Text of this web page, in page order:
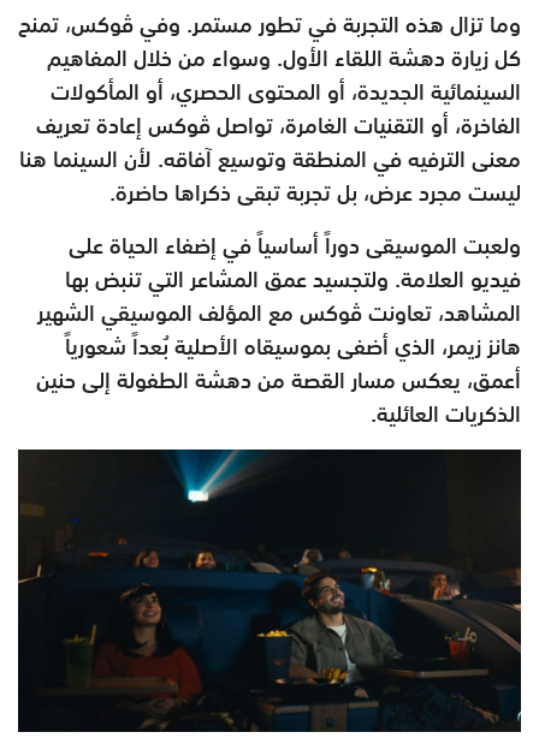
وما تزال هذه التجربة في تطور مستمر. وفي ڤوكس، تمنح
كل زيارة دهشة اللقاء الأول. وسواء من خلال المفاهيم
السينمائية الجديدة، أو المحتوى الحصري، أو المأكولات
الفاخرة، أو التقنيات الغامرة، تواصل ڤوكس إعادة تعريف
معنى الترفيه في المنطقة وتوسيع آفاقه. لأن السينما هنا
ليست مجرد عرض، بل تجربة تبقى ذكراها حاضرة.
ولعبت الموسيقى دوراً أساسياً في إضفاء الحياة على
فيديو العلامة. ولتجسيد عمق المشاعر التي تنبض بها
المشاهد، تعاونت ڤوكس مع المؤلف الموسيقي الشهير
هانز زيمر، الذي أضفى بموسيقاه الأصلية بُعداً شعورياً
أعمق، يعكس مسار القصة من دهشة الطفولة إلى حنين
الذكريات العائلية.